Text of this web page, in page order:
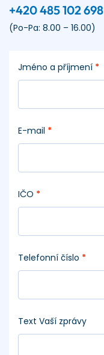
+420 485 102 698
(Po-Pa: 8.00 – 16.00)
Jméno a příjmení *
E-mail *
IČO *
Telefonní číslo *
Text Vaší zprávy